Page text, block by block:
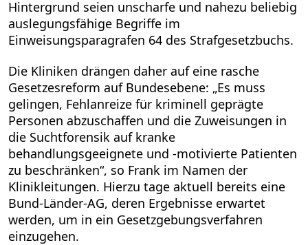
Hintergrund seien unscharfe und nahezu beliebig
auslegungsfähige Begriffe im
Einweisungsparagrafen 64 des Strafgesetzbuchs.
Die Kliniken drängen daher auf eine rasche
Gesetzesreform auf Bundesebene: „Es muss
gelingen, Fehlanreize für kriminell geprägte
Personen abzuschaffen und die Zuweisungen in
die Suchtforensik auf kranke
behandlungsgeeignete und -motivierte Patienten
zu beschränken“, so Frank im Namen der
Klinikleitungen. Hierzu tage aktuell bereits eine
Bund-Länder-AG, deren Ergebnisse erwartet
werden, um in ein Gesetzgebungsverfahren
einzugehen.